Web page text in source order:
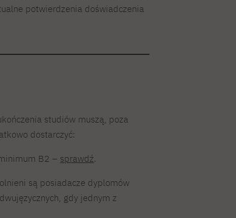
potwierdzenia doświadczenia
studiów muszą, poza
dostarczyć:
B2 – sprawdź.
są posiadacze dyplomów
gdy jednym z